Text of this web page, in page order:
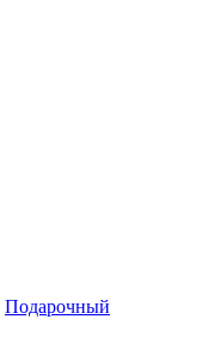
Подарочный